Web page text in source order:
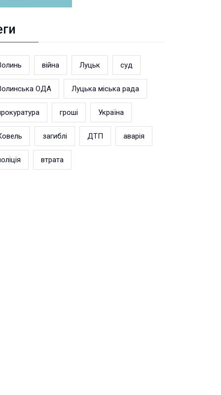
війна Луцьк суд
ОДА Луцька міська рада
гроші Україна
загиблі ДТП аварія
втрата